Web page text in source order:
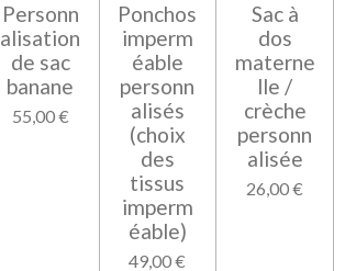
Personn
alisation
de sac
banane
55,00 €
Ponchos
imperm
éable
personn
alisés
(choix
des
tissus
imperm
éable)
49,00 €
Sac à
dos
materne
lle /
crèche
personn
alisée
26,00 €